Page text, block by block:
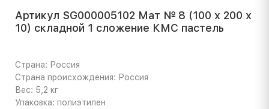
Артикул SG000005102 Мат № 8 (100 х 200 х
10) складной 1 сложение КМС пастель
Страна: Россия
Страна происхождения: Россия
Вес: 5,2 кг
Упаковка: полиэтилен